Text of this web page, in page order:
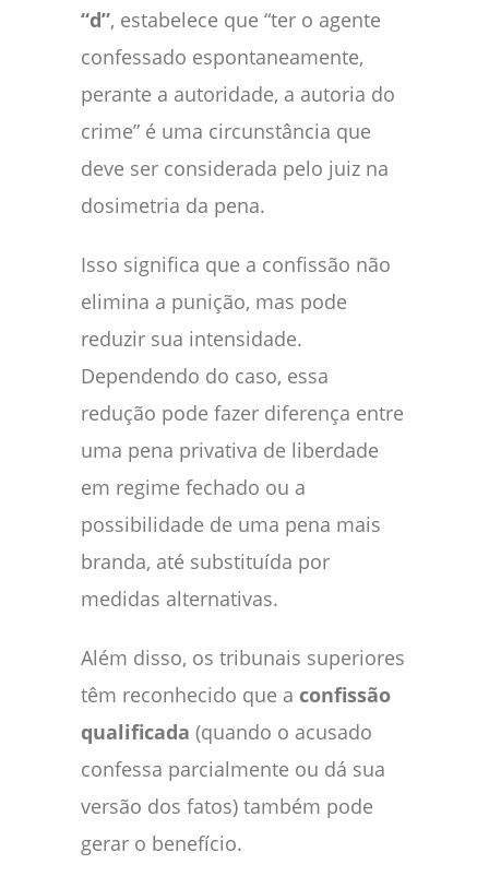
“d”, estabelece que “ter o agente
confessado espontaneamente,
perante a autoridade, a autoria do
crime” é uma circunstância que
deve ser considerada pelo juiz na
dosimetria da pena.
Isso significa que a confissão não
elimina a punição, mas pode
reduzir sua intensidade.
Dependendo do caso, essa
redução pode fazer diferença entre
uma pena privativa de liberdade
em regime fechado ou a
possibilidade de uma pena mais
branda, até substituída por
medidas alternativas.
Além disso, os tribunais superiores
têm reconhecido que a confissão
qualificada (quando o acusado
confessa parcialmente ou dá sua
versão dos fatos) também pode
gerar o benefício.